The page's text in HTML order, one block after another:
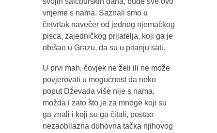
vrijeme s nama. Saznali smo u
četvrtak navečer od jednog njemačkog
pisca, zajedničkog prijatelja, koji ga je
obišao u Grazu, da su u pitanju sati.
U prvi mah, čovjek ne želi ili ne može
povjerovati u mogućnost da neko
poput Dževada više nije s nama,
možda i zato što je za mnoge koji su
ga znali i koji su ga čitali, postao
nezaobilazna duhovna tačka njihovog